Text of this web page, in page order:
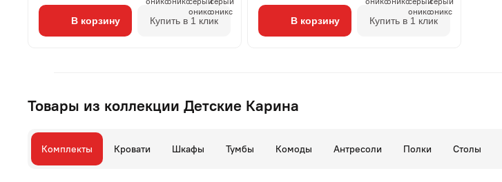
В корзину Купить в 1 клик В корзину Купить в 1 клик
Товары из коллекции Детские Карина
Комплекты Кровати Шкафы Тумбы Комоды Антресоли Полки Столы